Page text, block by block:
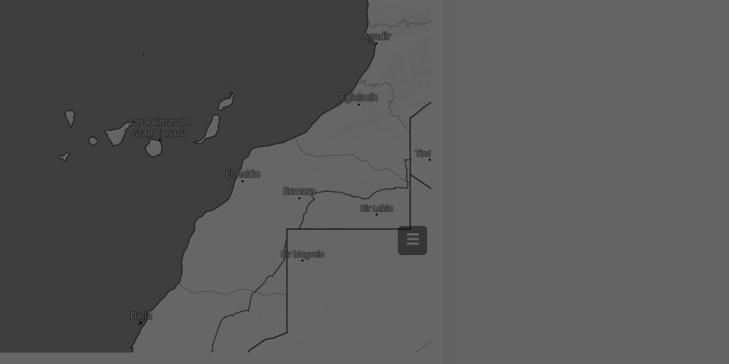
05:30 05:45